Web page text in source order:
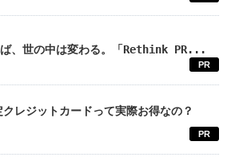
ば、世の中は変わる。「Rethink PR...
PR
レジットカードって実際お得なの？
PR